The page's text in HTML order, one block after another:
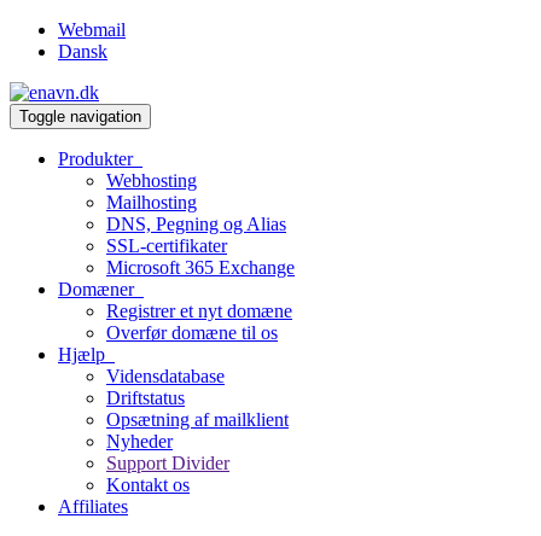
Webmail
Dansk
Toggle navigation
Produkter
Webhosting
Mailhosting
DNS, Pegning og Alias
SSL-certifikater
Microsoft 365 Exchange
Domæner
Registrer et nyt domæne
Overfør domæne til os
Hjælp
Vidensdatabase
Driftstatus
Opsætning af mailklient
Nyheder
Support Divider
Kontakt os
Affiliates